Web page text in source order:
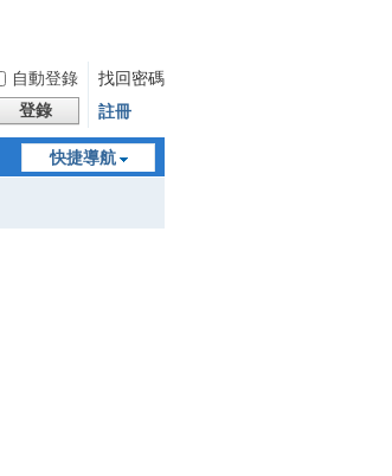
自動登錄
找回密碼
登錄 註冊
快捷導航